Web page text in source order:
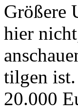
Größere
hier
tilgen
20.000